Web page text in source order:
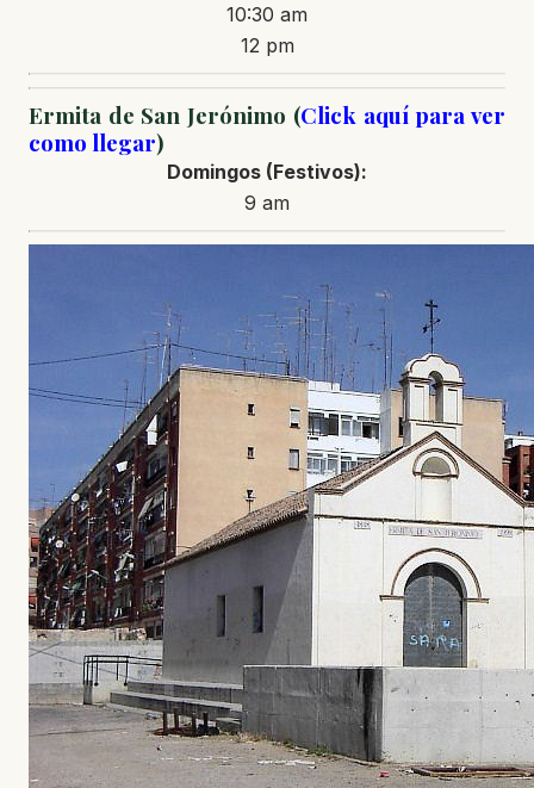
10:30 am
12 pm
Ermita de San Jerónimo (Click aquí para ver
como llegar)
Domingos (Festivos):
9 am